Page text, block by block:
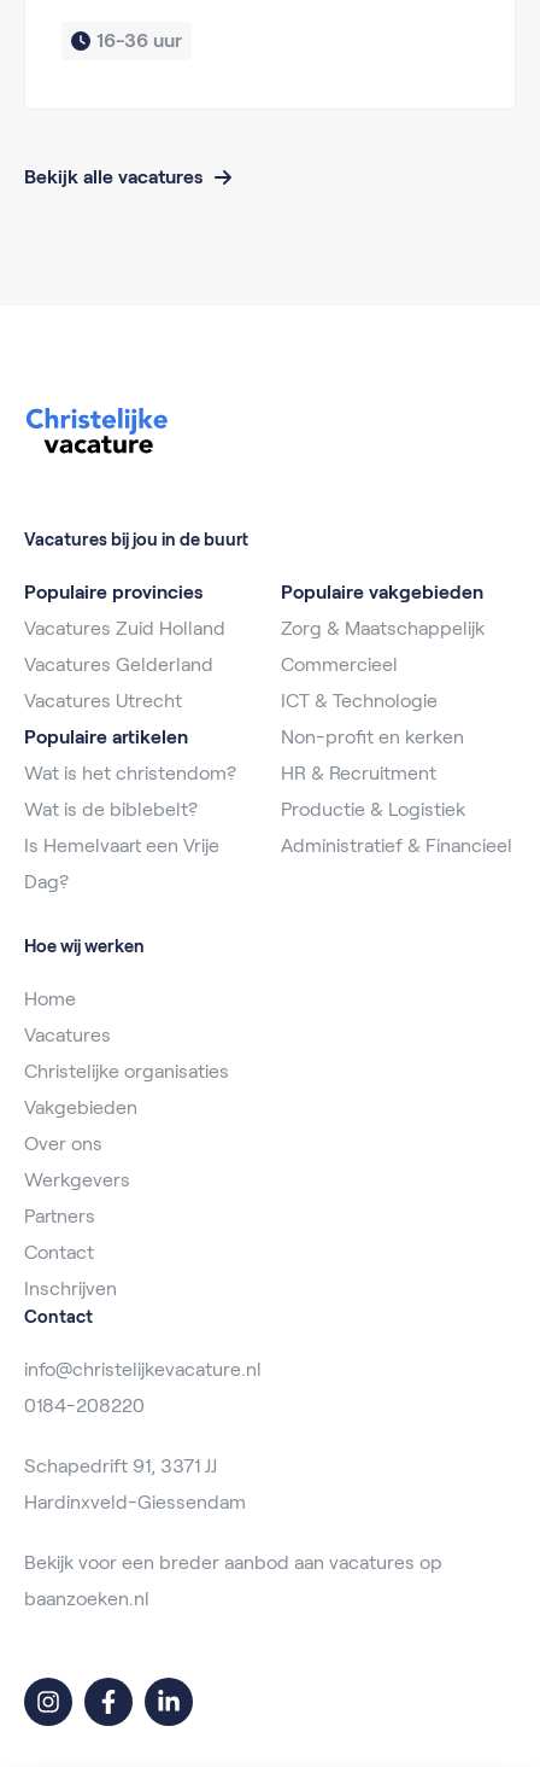
16-36 uur
Bekijk alle vacatures
Vacatures bij jou in de buurt
Populaire provincies
Vacatures Zuid Holland
Vacatures Gelderland
Vacatures Utrecht
Populaire artikelen
Wat is het christendom?
Wat is de biblebelt?
Is Hemelvaart een Vrije
Dag?
Populaire vakgebieden
Zorg & Maatschappelijk
Commercieel
ICT & Technologie
Non-profit en kerken
HR & Recruitment
Productie & Logistiek
Administratief & Financieel
Hoe wij werken
Home
Vacatures
Christelijke organisaties
Vakgebieden
Over ons
Werkgevers
Partners
Contact
Inschrijven
Contact
info@christelijkevacature.nl
0184-208220
Schapedrift 91, 3371 JJ
Hardinxveld-Giessendam
Bekijk voor een breder aanbod aan vacatures op
baanzoeken.nl